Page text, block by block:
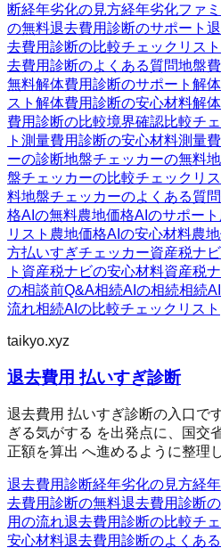
断経年劣化の見方経年劣化ファ
の無料退去費用診断のサポート
去費用診断の比較チェックリスト
去費用診断のよくある質問地盤
無料解体費用診断のサポート 解
スト 解体費用診断の安心材料解
費用診断の比較境界確認比較チ
ト 測量費用診断の安心材料測量
ーの診断地盤チェッカーの無料
盤チェッカーの比較チェックリス
料地盤チェッカーのよくある質問
格AIの無料農地価格AIのサポート
リスト 農地価格AIの安心材料農
方払いすぎチェッカー資産税ナ
ト 資産税ナビの安心材料資産税
の相談前Q&A相続AIの相続相続
流れ相続AIの比較チェックリスト
taikyo.xyz
退去費用 払いすぎ診断
退去費用 払いすぎ診断の入口で
ぎる気がする を出発点に、国交
正額を算出 へ進めるように整理
退去費用診断経年劣化の見方経
去費用診断の無料退去費用診断
用の流れ退去費用診断の比較チ
安心材料退去費用診断のよくあ